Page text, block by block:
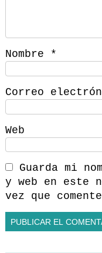
Nombre *
Correo
Web
Guarda mi
y web en este
vez que